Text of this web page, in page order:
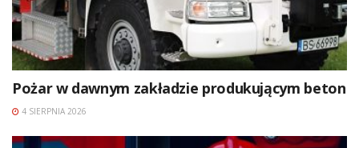
Pożar w dawnym zakładzie produkującym beton
4 SIERPNIA 2026